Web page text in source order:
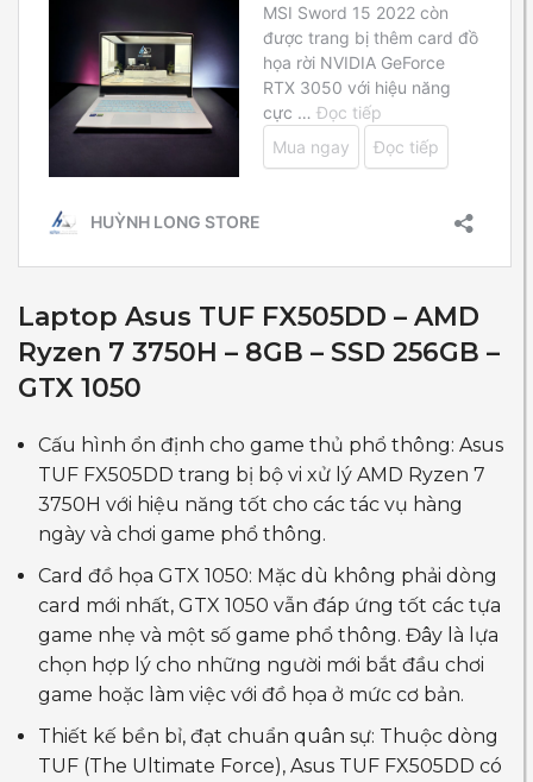
Laptop Asus TUF FX505DD – AMD
Ryzen 7 3750H – 8GB – SSD 256GB –
GTX 1050
Cấu hình ổn định cho game thủ phổ thông: Asus
TUF FX505DD trang bị bộ vi xử lý AMD Ryzen 7
3750H với hiệu năng tốt cho các tác vụ hàng
ngày và chơi game phổ thông.
Card đồ họa GTX 1050: Mặc dù không phải dòng
card mới nhất, GTX 1050 vẫn đáp ứng tốt các tựa
game nhẹ và một số game phổ thông. Đây là lựa
chọn hợp lý cho những người mới bắt đầu chơi
game hoặc làm việc với đồ họa ở mức cơ bản.
Thiết kế bền bỉ, đạt chuẩn quân sự: Thuộc dòng
TUF (The Ultimate Force), Asus TUF FX505DD có